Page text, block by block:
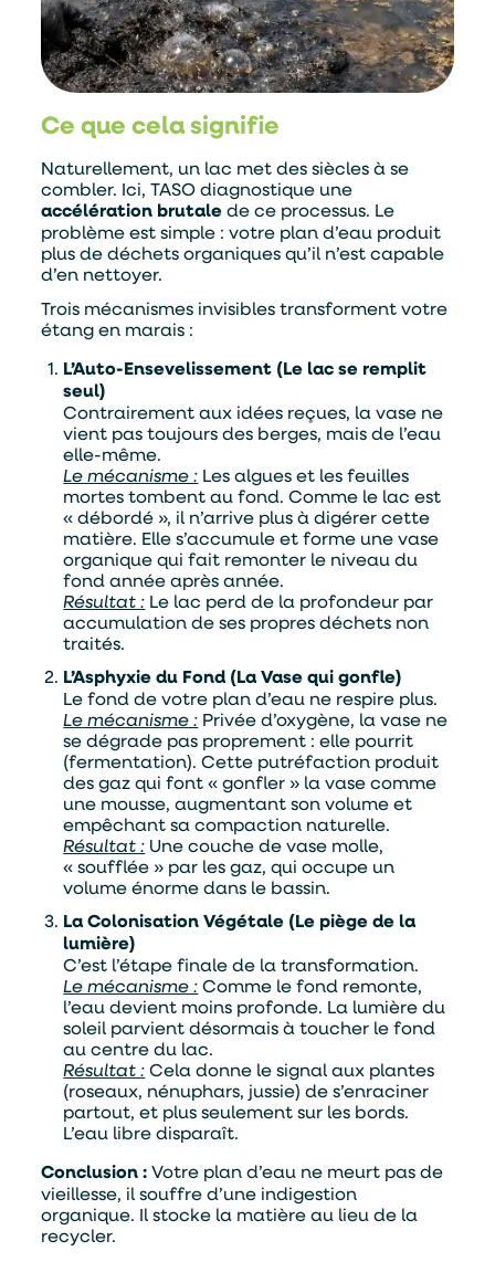
Ce que cela signifie
Naturellement, un lac met des siècles à se
combler. Ici, TASO diagnostique une
accélération brutalede ce processus. Le
problème est simple : votre plan d’eau produit
plus de déchets organiques qu’il n’est capable
d’en nettoyer.
Trois mécanismes invisibles transforment votre
étang en marais :
L’Auto-Ensevelissement (Le lac se remplit
seul)
Contrairement aux idées reçues, la vase ne
vient pas toujours des berges, mais de l’eau
elle-même.
Le mécanisme : Les algues et les feuilles
mortes tombent au fond. Comme le lac est
« débordé », il n’arrive plus à digérer cette
matière. Elle s’accumule et forme une vase
organique qui fait remonter le niveau du
fond année après année.
Résultat : Le lac perd de la profondeur par
accumulation de ses propres déchets non
traités.
L’Asphyxie du Fond (La Vase qui gonfle)
Le fond de votre plan d’eau ne respire plus.
Le mécanisme : Privée d’oxygène, la vase ne
se dégrade pas proprement : elle pourrit
(fermentation). Cette putréfaction produit
des gaz qui font « gonfler » la vase comme
une mousse, augmentant son volume et
empêchant sa compaction naturelle.
Résultat : Une couche de vase molle,
« soufflée » par les gaz, qui occupe un
volume énorme dans le bassin.
La Colonisation Végétale (Le piège de la
lumière)
C’est l’étape finale de la transformation.
Le mécanisme :Comme le fond remonte,
l’eau devient moins profonde. La lumière du
soleil parvient désormais à toucher le fond
au centre du lac.
Résultat :Cela donne le signal aux plantes
(roseaux, nénuphars, jussie) de s’enraciner
partout, et plus seulement sur les bords.
L’eau libre disparaît.
Conclusion :Votre plan d’eau ne meurt pas de
vieillesse, il souffre d’une indigestion
organique. Il stocke la matière au lieu de la
recycler.